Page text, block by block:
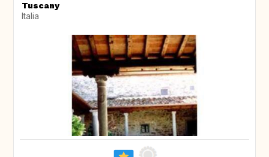
Tuscany
Italia